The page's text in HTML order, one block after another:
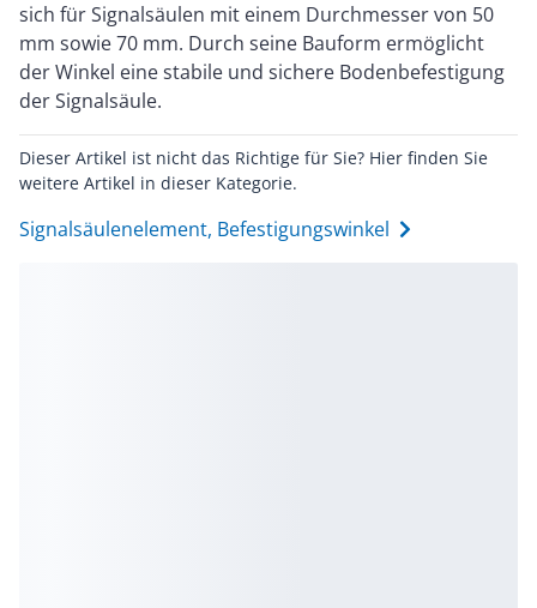
sich für Signalsäulen mit einem Durchmesser von 50
mm sowie 70 mm. Durch seine Bauform ermöglicht
der Winkel eine stabile und sichere Bodenbefestigung
der Signalsäule.
Dieser Artikel ist nicht das Richtige für Sie? Hier finden Sie
weitere Artikel in dieser Kategorie.
Signalsäulenelement, Befestigungswinkel